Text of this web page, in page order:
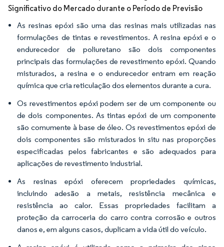
Significativo do Mercado durante o Período de Previsão
As resinas epóxi são uma das resinas mais utilizadas nas
formulações de tintas e revestimentos. A resina epóxi e o
endurecedor de poliuretano são dois componentes
principais das formulações de revestimento epóxi. Quando
misturados, a resina e o endurecedor entram em reação
química que cria reticulação dos elementos durante a cura.
Os revestimentos epóxi podem ser de um componente ou
de dois componentes. As tintas epóxi de um componente
são comumente à base de óleo. Os revestimentos epóxi de
dois componentes são misturados in situ nas proporções
especificadas pelos fabricantes e são adequados para
aplicações de revestimento industrial.
As resinas epóxi oferecem propriedades químicas,
incluindo adesão a metais, resistência mecânica e
resistência ao calor. Essas propriedades facilitam a
proteção da carroceria do carro contra corrosão e outros
danos e, em alguns casos, duplicam a vida útil do veículo.